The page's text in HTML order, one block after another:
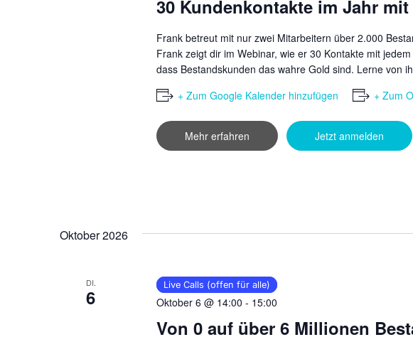
30 Kundenkontakte im Jahr
Frank betreut mit nur zwei Mitarbeitern über 2.000
Frank zeigt dir im Webinar, wie er 30 Kontakte mit
dass Bestandskunden das wahre Gold sind. Lerne von
+ Zum Google Kalender hinzufügen
+ Zum
Mehr erfahren Jetzt anmelden
Oktober 2026
DI.
6
Von 0 auf über 6 Millionen
Live Calls (offen für alle)
Oktober 6 @ 14:00 - 15:00